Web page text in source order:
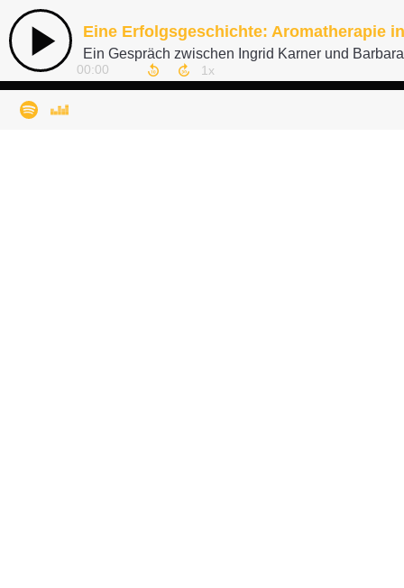
Eine Erfolgsgeschichte: Aromatherapie
Ein Gespräch zwischen Ingrid Karner und
00:00